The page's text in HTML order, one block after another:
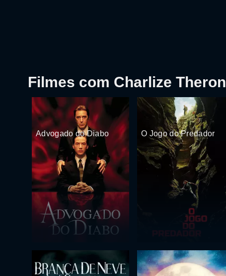
Filmes com Charlize Theron
Advogado do Diabo O Jogo do Predador